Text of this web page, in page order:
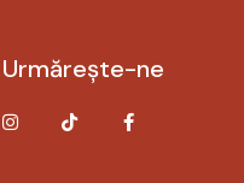
Urmărește-ne